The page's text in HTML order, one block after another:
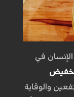
الإنسان في
والوقاية